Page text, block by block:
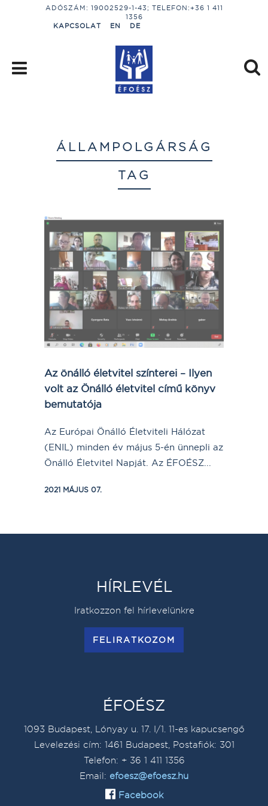
ADÓSZÁM: 19002529-1-43; TELEFON:+36 1 411
1356
KAPCSOLAT
EN DE
ÁLLAMPOLGÁRSÁG
TAG
Az önálló életvitel színterei – Ilyen
volt az Önálló életvitel című könyv
bemutatója
Az Európai Önálló Életviteli Hálózat
(ENIL) minden év május 5-én ünnepli az
Önálló Életvitel Napját. Az ÉFOÉSZ...
2021 MÁJUS 07.
HÍRLEVÉL
Iratkozzon fel hírlevelünkre
FELIRATKOZOM
ÉFOÉSZ
1093 Budapest, Lónyay u. 17. I/1. 11-es kapucsengő
Levelezési cím: 1461 Budapest, Postafiók: 301
Telefon: + 36 1 411 1356
Email: efoesz@efoesz.hu
Facebook